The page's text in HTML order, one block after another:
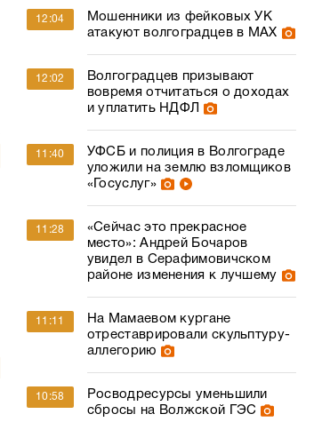
12:04
Мошенники из фейковых УК
атакуют волгоградцев в МАХ
12:02
Волгоградцев призывают
вовремя отчитаться о доходах
и уплатить НДФЛ
11:40
УФСБ и полиция в Волгограде
уложили на землю взломщиков
«Госуслуг»
11:28
«Сейчас это прекрасное
место»: Андрей Бочаров
увидел в Серафимовичском
районе изменения к лучшему
11:11
На Мамаевом кургане
отреставрировали скульптуру-
аллегорию
10:58
Росводресурсы уменьшили
сбросы на Волжской ГЭС